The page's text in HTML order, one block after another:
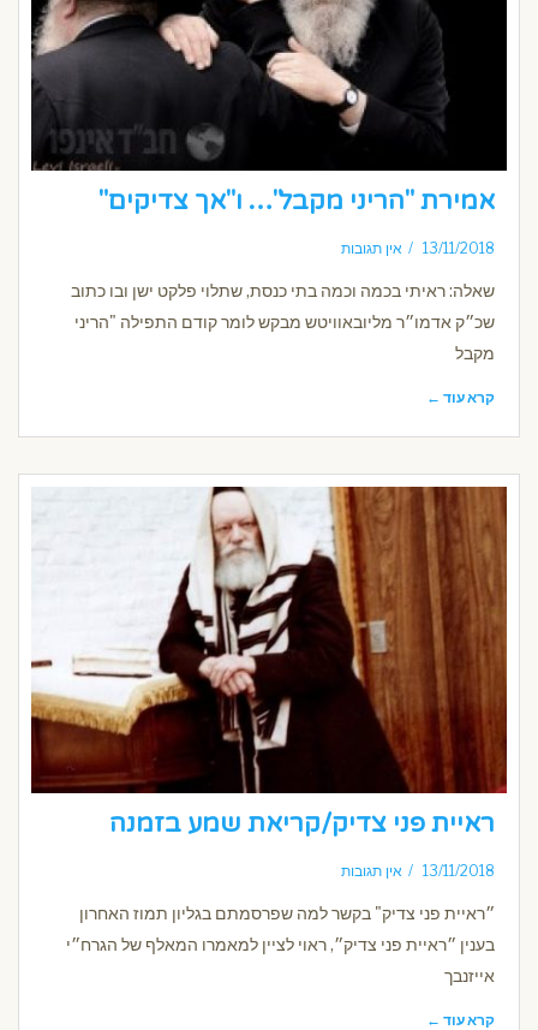
אמירת "הריני מקבל"… ו"אך צדיקים"
13/11/2018 אין תגובות
שאלה: ראיתי בכמה וכמה בתי כנסת, שתלוי פלקט ישן ובו כתוב
שכ״ק אדמו״ר מליובאוויטש מבקש לומר קודם התפילה "הריני
מקבל
קרא עוד ←
ראיית פני צדיק/קריאת שמע בזמנה
13/11/2018 אין תגובות
״ראיית פני צדיק" בקשר למה שפרסמתם בגליון תמוז האחרון
בענין ״ראיית פני צדיק״, ראוי לציין למאמרו המאלף של הגרח״י
אייזנבך
קרא עוד ←